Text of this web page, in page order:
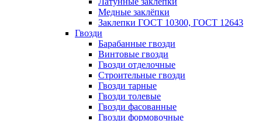
Медные заклёпки
Заклепки ГОСТ 10300, ГОСТ 12643
Гвозди
Барабанные гвозди
Винтовые гвозди
Гвозди отделочные
Строительные гвозди
Гвозди тарные
Гвозди толевые
Гвозди фасованные
Гвозди формовочные